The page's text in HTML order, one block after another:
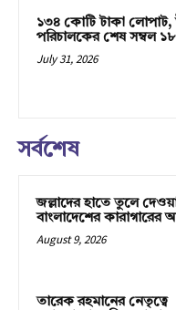
১৩৪ কোটি টাকা লোপাট,
পরিচালকের শেষ সম্বল ১৮
July 31, 2026
সর্বশেষ
জল্লাদের হাতে তুলে
বাংলাদেশের কারাগারের
August 9, 2026
তারেক রহমানের নেতৃত্বে